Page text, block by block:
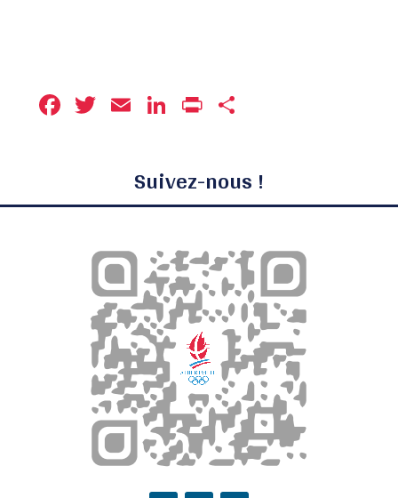
Facebook
Twitter
EmailLinkedIn
Print
Suivez-nous !